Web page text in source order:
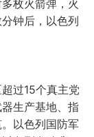
枚火箭弹，火
钟后，以色列
过15个真主党
生产基地、指
以色列国防军